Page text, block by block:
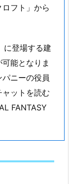
フト」から
に登場する建
能となりま
ニーの役員
ットを読む
FANTASY